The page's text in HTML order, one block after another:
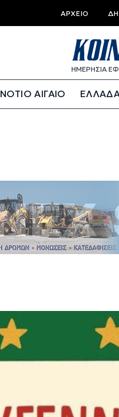
ΑΡΧΕΊΟ
ΗΜΕΡΗΣΙΑ
ΝΟΤΙΟ ΑΙΓΑΙΟ